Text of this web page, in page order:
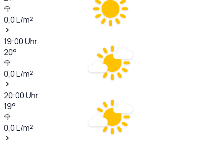
0,0L/m²
19:00Uhr
20°
0,0L/m²
20:00Uhr
19°
0,0L/m²